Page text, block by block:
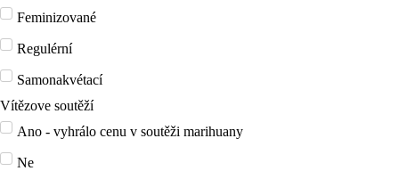
Feminizované
Regulérní
Samonakvétací
Vítězove soutěží
Ano - vyhrálo cenu v soutěži marihuany
Ne